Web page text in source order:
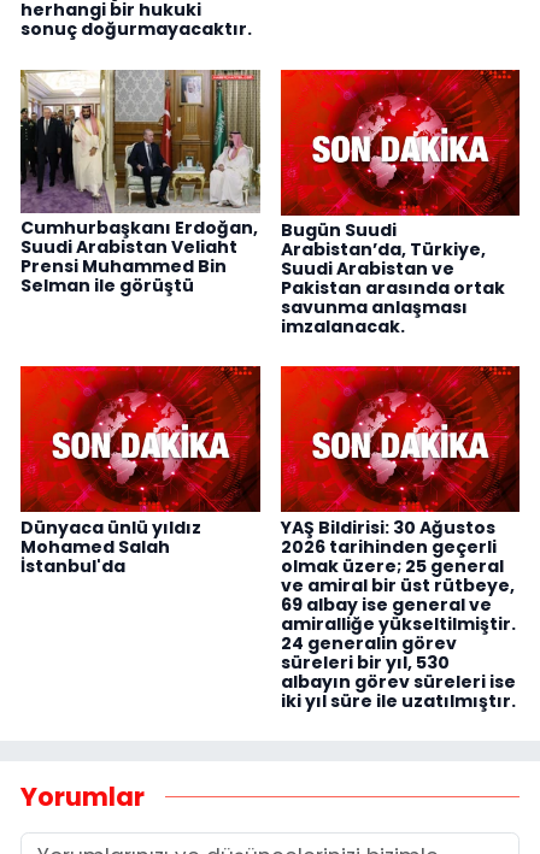
herhangi bir hukuki
sonuç doğurmayacaktır.
Cumhurbaşkanı Erdoğan,
Suudi Arabistan Veliaht
Prensi Muhammed Bin
Selman ile görüştü
Bugün Suudi
Arabistan’da, Türkiye,
Suudi Arabistan ve
Pakistan arasında ortak
savunma anlaşması
imzalanacak.
Dünyaca ünlü yıldız
Mohamed Salah
İstanbul'da
YAŞ Bildirisi: 30 Ağustos
2026 tarihinden geçerli
olmak üzere; 25 general
ve amiral bir üst rütbeye,
69 albay ise general ve
amiralliğe yükseltilmiştir.
24 generalin görev
süreleri bir yıl, 530
albayın görev süreleri ise
iki yıl süre ile uzatılmıştır.
Yorumlar